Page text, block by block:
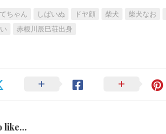
ちゃん しばいぬ ドヤ顔 柴犬 柴犬なお
赤根川辰巳荘出身
like...